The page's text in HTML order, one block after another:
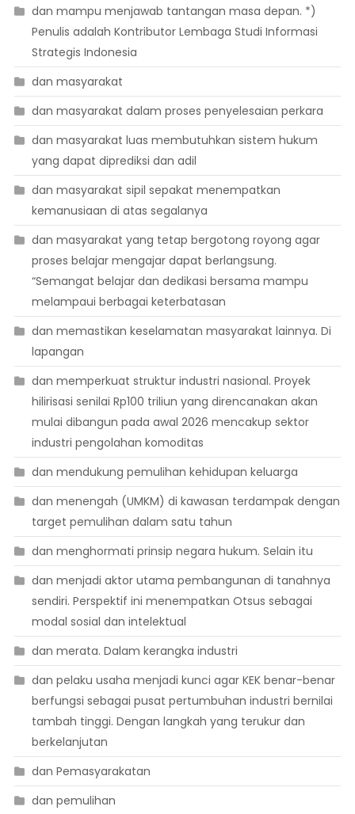
dan mampu menjawab tantangan masa depan. *)
Penulis adalah Kontributor Lembaga Studi Informasi
Strategis Indonesia
dan masyarakat
dan masyarakat dalam proses penyelesaian perkara
dan masyarakat luas membutuhkan sistem hukum
yang dapat diprediksi dan adil
dan masyarakat sipil sepakat menempatkan
kemanusiaan di atas segalanya
dan masyarakat yang tetap bergotong royong agar
proses belajar mengajar dapat berlangsung.
“Semangat belajar dan dedikasi bersama mampu
melampaui berbagai keterbatasan
dan memastikan keselamatan masyarakat lainnya. Di
lapangan
dan memperkuat struktur industri nasional. Proyek
hilirisasi senilai Rp100 triliun yang direncanakan akan
mulai dibangun pada awal 2026 mencakup sektor
industri pengolahan komoditas
dan mendukung pemulihan kehidupan keluarga
dan menengah (UMKM) di kawasan terdampak dengan
target pemulihan dalam satu tahun
dan menghormati prinsip negara hukum. Selain itu
dan menjadi aktor utama pembangunan di tanahnya
sendiri. Perspektif ini menempatkan Otsus sebagai
modal sosial dan intelektual
dan merata. Dalam kerangka industri
dan pelaku usaha menjadi kunci agar KEK benar-benar
berfungsi sebagai pusat pertumbuhan industri bernilai
tambah tinggi. Dengan langkah yang terukur dan
berkelanjutan
dan Pemasyarakatan
dan pemulihan